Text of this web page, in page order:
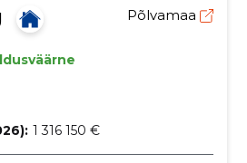
Põlvamaa
1 316 150 €